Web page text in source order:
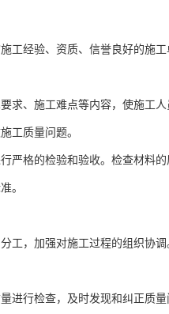
经验、资质、信誉良好的施工
求、施工难点等内容，使施工
工质量问题。
严格的检验和验收。检查材料
。
工，加强对施工过程的组织协
进行检查，及时发现和纠正质